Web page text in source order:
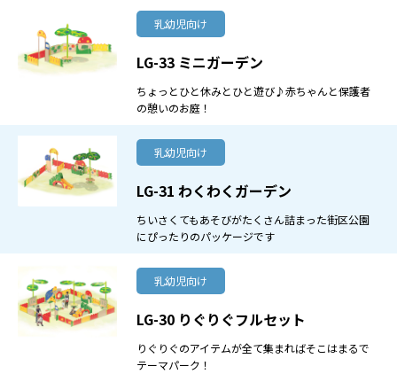
乳幼児向け
LG-33 ミニガーデン
ちょっとひと休みとひと遊び♪赤ちゃんと保護者
の憩いのお庭！
乳幼児向け
LG-31 わくわくガーデン
ちいさくてもあそびがたくさん詰まった街区公園
にぴったりのパッケージです
乳幼児向け
LG-30 りぐりぐフルセット
りぐりぐのアイテムが全て集まればそこはまるで
テーマパーク！